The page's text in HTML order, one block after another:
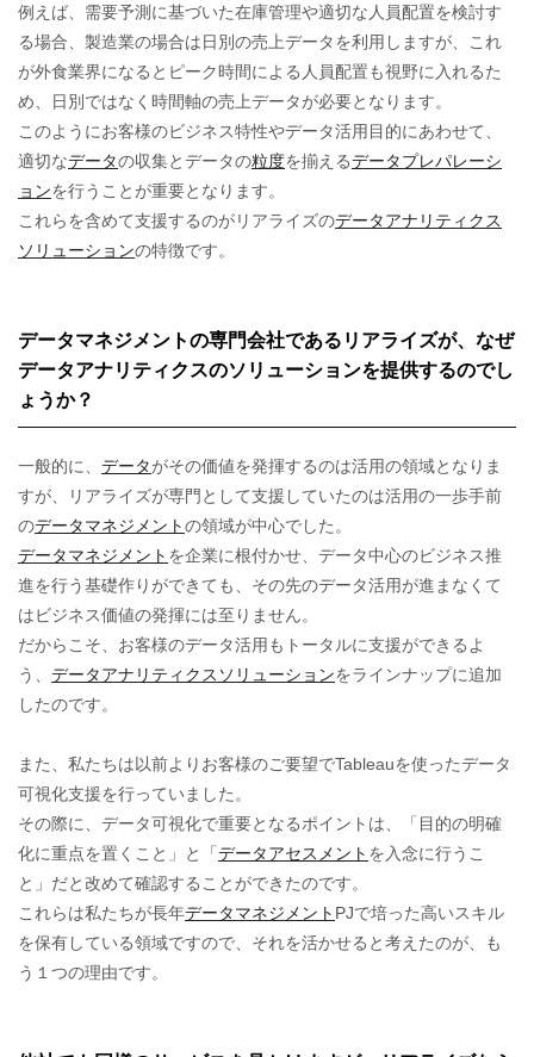
例えば、需要予測に基づいた在庫管理や適切な人員配置を検討す
る場合、製造業の場合は日別の売上データを利用しますが、これ
が外食業界になるとピーク時間による人員配置も視野に入れるた
め、日別ではなく時間軸の売上データが必要となります。
このようにお客様のビジネス特性やデータ活用目的にあわせて、
適切なデータの収集とデータの粒度を揃えるデータプレパレーシ
ョンを行うことが重要となります。
これらを含めて支援するのがリアライズのデータアナリティクス
ソリューションの特徴です。
データマネジメントの専門会社であるリアライズが、なぜ
データアナリティクスのソリューションを提供するのでし
ょうか？
一般的に、 データがその価値を発揮するのは活用の領域となりま
すが、リアライズが専門として支援していたのは活用の一歩手前
のデータマネジメントの領域が中心でした。
データマネジメント を企業に根付かせ、データ中心のビジネス推
進を行う基礎作りができても、その先のデータ活用が進まなくて
はビジネス価値の発揮には至りません。
だからこそ、お客様のデータ活用もトータルに支援ができるよ
う、 データアナリティクスソリューションをラインナップに追加
したのです。
また、私たちは以前よりお客様のご要望でTableauを使ったデータ
可視化支援を行っていました。
その際に、データ可視化で重要となるポイントは、「目的の明確
化に重点を置くこと」と「 データアセスメント を入念に行うこ
と」だと改めて確認することができたのです。
これらは私たちが長年データマネジメント PJで培った高いスキル
を保有している領域ですので、それを活かせると考えたのが、も
う１つの理由です。